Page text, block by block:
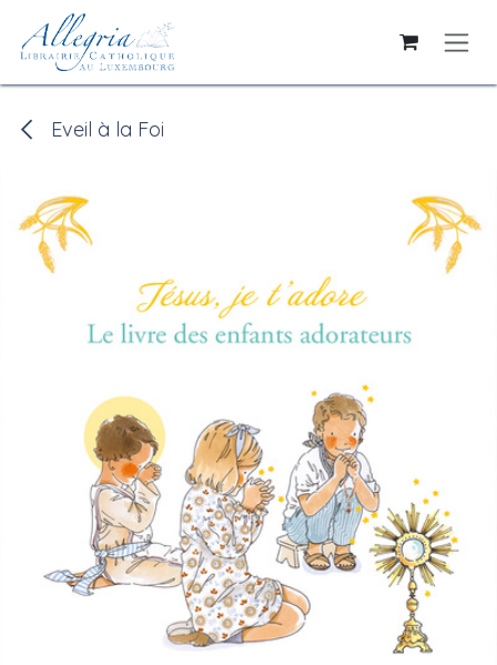
Se rendre au contenu
Eveil à la Foi